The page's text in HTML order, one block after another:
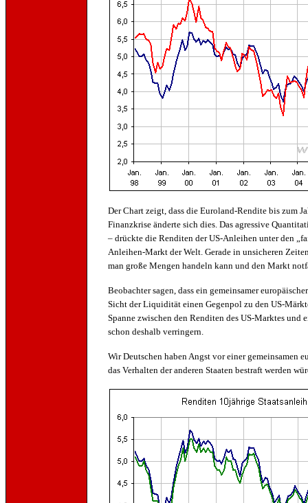
Der Chart zeigt, dass die Euroland-Rendite bis zum
Finanzkrise änderte sich dies. Das agressive
– drückte die Renditen der US-Anleihen unter den
Anleihen-Markt der Welt. Gerade in unsicheren
man große Mengen handeln kann und den Markt
Beobachter sagen, dass ein gemeinsamer
Sicht der Liquidität einen Gegenpol zu den US-
Spanne zwischen den Renditen des US-Marktes
schon deshalb verringern.
Wir Deutschen haben Angst vor einer gemeinsamen
das Verhalten der anderen Staaten bestraft werden